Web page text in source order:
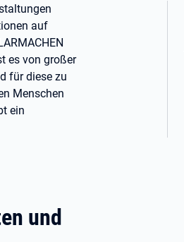
auf
es von großer
für diese zu
Menschen
ein
und